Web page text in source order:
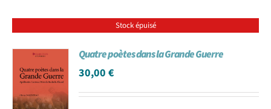
Stock épuisé
Quatre poètes dans la Grande Guerre
30,00€